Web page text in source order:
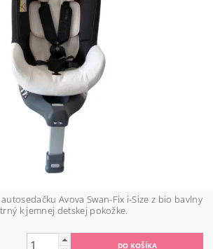
Avova Swan-Fix i-Size z bio bavlny
k jemnej detskej pokožke.